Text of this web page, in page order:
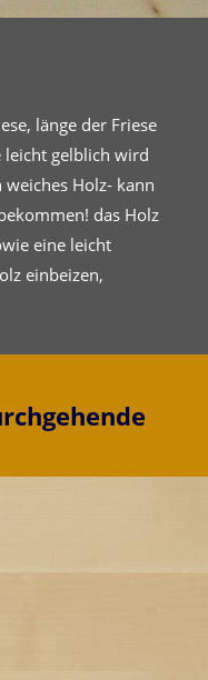
länge der Friese
leicht gelblich wird
Holz- kann
das Holz
eine leicht
einbeizen,